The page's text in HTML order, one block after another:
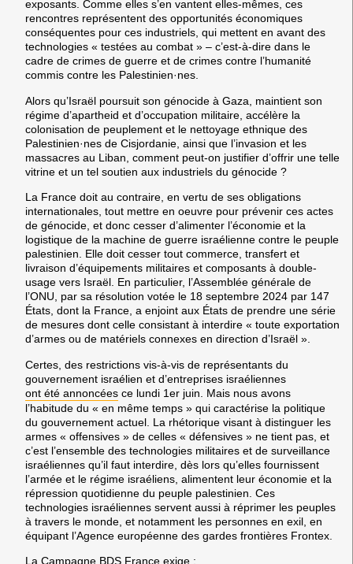
exposants. Comme elles s’en vantent elles-mêmes, ces
rencontres représentent des opportunités économiques
conséquentes pour ces industriels, qui mettent en avant des
technologies « testées au combat » – c’est-à-dire dans le
cadre de crimes de guerre et de crimes contre l’humanité
commis contre les Palestinien·nes.
Alors qu’Israël poursuit son génocide à Gaza, maintient son
régime d’apartheid et d’occupation militaire, accélère la
colonisation de peuplement et le nettoyage ethnique des
Palestinien·nes de Cisjordanie, ainsi que l’invasion et les
massacres au Liban, comment peut-on justifier d’offrir une telle
vitrine et un tel soutien aux industriels du génocide ?
La France doit au contraire, en vertu de ses obligations
internationales, tout mettre en oeuvre pour prévenir ces actes
de génocide, et donc cesser d’alimenter l’économie et la
logistique de la machine de guerre israélienne contre le peuple
palestinien. Elle doit cesser tout commerce, transfert et
livraison d’équipements militaires et composants à double-
usage vers Israël. En particulier, l’Assemblée générale de
l’ONU, par sa résolution votée le 18 septembre 2024 par 147
États, dont la France, a enjoint aux États de prendre une série
de mesures dont celle consistant à interdire « toute exportation
d’armes ou de matériels connexes en direction d’Israël ».
Certes, des restrictions vis-à-vis de représentants du
gouvernement israélien et d’entreprises israéliennes
ont été annoncées ce lundi 1er juin. Mais nous avons
l’habitude du « en même temps » qui caractérise la politique
du gouvernement actuel. La rhétorique visant à distinguer les
armes « offensives » de celles « défensives » ne tient pas, et
c’est l’ensemble des technologies militaires et de surveillance
israéliennes qu’il faut interdire, dès lors qu’elles fournissent
l’armée et le régime israéliens, alimentent leur économie et la
répression quotidienne du peuple palestinien. Ces
technologies israéliennes servent aussi à réprimer les peuples
à travers le monde, et notamment les personnes en exil, en
équipant l’Agence européenne des gardes frontières Frontex.
La Campagne BDS France exige :